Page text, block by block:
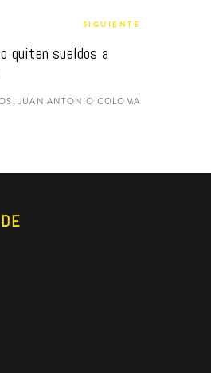
SIGUIENTE
quiten sueldos a
JUAN ANTONIO COLOMA